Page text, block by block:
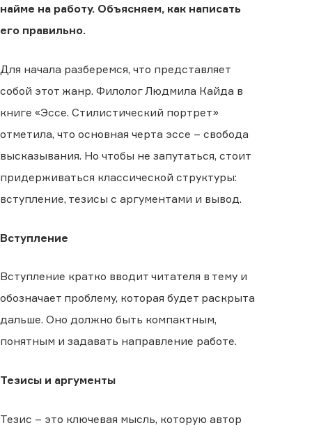
найме на работу. Объясняем, как написать
его правильно.
Для начала разберемся, что представляет
собой этот жанр. Филолог Людмила Кайда в
книге «Эссе. Стилистический портрет»
отметила, что основная черта эссе – свобода
высказывания. Но чтобы не запутаться, стоит
придерживаться классической структуры:
вступление, тезисы с аргументами и вывод.
Вступление
Вступление кратко вводит читателя в тему и
обозначает проблему, которая будет раскрыта
дальше. Оно должно быть компактным,
понятным и задавать направление работе.
Тезисы и аргументы
Тезис – это ключевая мысль, которую автор